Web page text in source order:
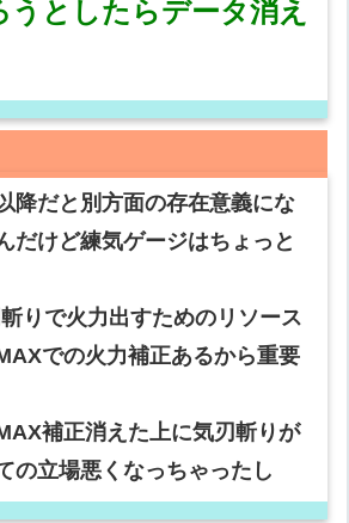
うとしたらデータ消え
降だと別方面の存在意義にな
だけど練気ゲージはちょっと
りで火力出すためのリソース
での火力補正あるから重要
補正消えた上に気刃斬りが
の立場悪くなっちゃったし